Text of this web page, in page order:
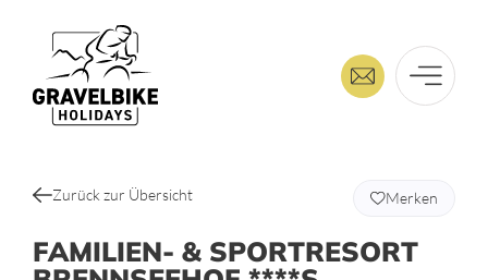
Zurück zur Übersicht
FAMILIEN- & SPORTRESORT
Merken